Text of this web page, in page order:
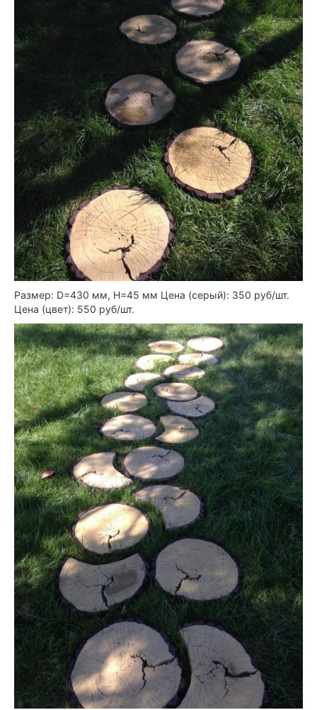
Размер: D=430 мм, Н=45 мм Цена (серый): 350 руб/шт.
Цена (цвет): 550 руб/шт.